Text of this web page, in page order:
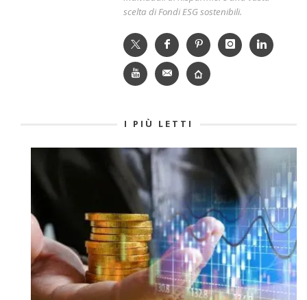
scelta di Fondi ESG sostenibili.
I PIÙ LETTI